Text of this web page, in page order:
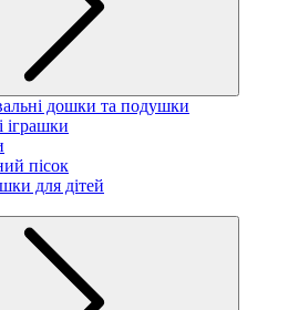
дошки та подушки
іграшки
пісок
для дітей